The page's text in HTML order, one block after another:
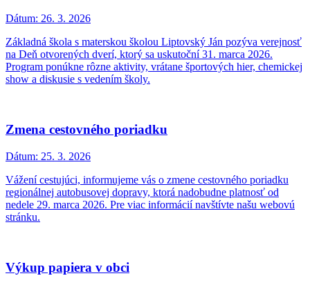
Dátum: 26. 3. 2026
Základná škola s materskou školou Liptovský Ján pozýva verejnosť
na Deň otvorených dverí, ktorý sa uskutoční 31. marca 2026.
Program ponúkne rôzne aktivity, vrátane športových hier, chemickej
show a diskusie s vedením školy.
Zmena cestovného poriadku
Dátum: 25. 3. 2026
Vážení cestujúci, informujeme vás o zmene cestovného poriadku
regionálnej autobusovej dopravy, ktorá nadobudne platnosť od
nedele 29. marca 2026. Pre viac informácií navštívte našu webovú
stránku.
Výkup papiera v obci